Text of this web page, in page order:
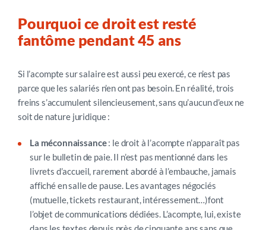
Pourquoi ce droit est resté
fantôme pendant 45 ans
Si l’acompte sur salaire est aussi peu exercé, ce n’est pas
parce que les salariés n’en ont pas besoin. En réalité, trois
freins s’accumulent silencieusement, sans qu’aucun d’eux ne
soit de nature juridique :
La méconnaissance: le droit à l’acompte n’apparaît pas
sur le bulletin de paie. Il n’est pas mentionné dans les
livrets d’accueil, rarement abordé à l’embauche, jamais
affiché en salle de pause. Les avantages négociés
(mutuelle, tickets restaurant, intéressement…)font
l’objet de communications dédiées. L’acompte, lui, existe